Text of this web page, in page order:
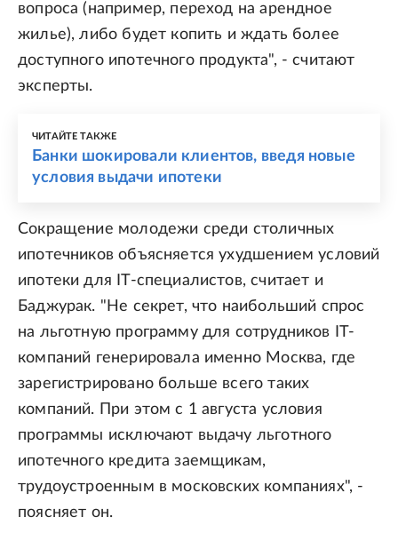
вопроса (например, переход на арендное
жилье), либо будет копить и ждать более
доступного ипотечного продукта", - считают
эксперты.
ЧИТАЙТЕ ТАКЖЕ
Банки шокировали клиентов, введя новые
условия выдачи ипотеки
Сокращение молодежи среди столичных
ипотечников объясняется ухудшением условий
ипотеки для IT-специалистов, считает и
Баджурак. "Не секрет, что наибольший спрос
на льготную программу для сотрудников IT-
компаний генерировала именно Москва, где
зарегистрировано больше всего таких
компаний. При этом с 1 августа условия
программы исключают выдачу льготного
ипотечного кредита заемщикам,
трудоустроенным в московских компаниях", -
поясняет он.